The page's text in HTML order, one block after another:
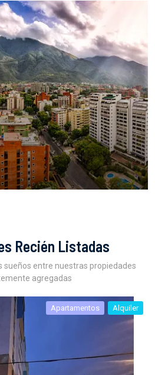
Recién Listadas
sueños entre nuestras propiedades
agregadas
Apartamentos Alquiler